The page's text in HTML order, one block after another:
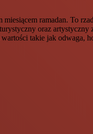
ramadan. To
oraz
takie jak odwaga,